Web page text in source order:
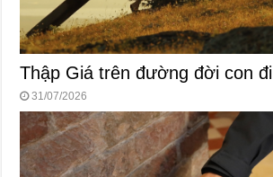
Thập Giá trên đường đời con đi
31/07/2026